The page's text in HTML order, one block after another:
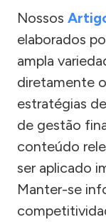
Nossos
elaborados
ampla
diretamente
estratégias
de gestão
conteúdo
ser aplicado
Manter-se